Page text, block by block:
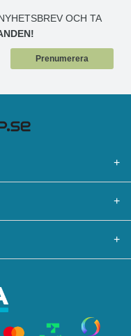
OCH TA
Prenumerera
+
+
+